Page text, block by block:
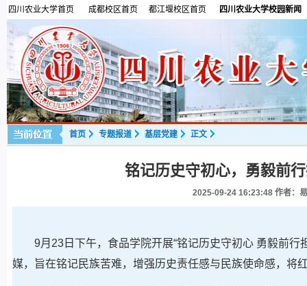
四川农业大学首页 成都校区首页 都江堰校区首页 四川农业大学校园新闻
首页 专题报道 基层党建 正文
铭记历史守初心，勇毅前
2025-09-24 16:23:48作者：
9月23日下午，食品学院开展“铭记历史守初心 勇毅前
媒，旨在铭记民族苦难，增强历史责任感与民族使命感，将